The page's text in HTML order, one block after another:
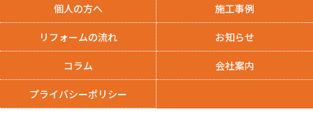
個人の方へ 施工事例
リフォームの流れ お知らせ
コラム 会社案内
プライバシーポリシー